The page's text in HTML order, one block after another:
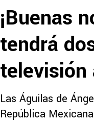
¡Buenas
tendrá
televisión
Las Águilas de
República